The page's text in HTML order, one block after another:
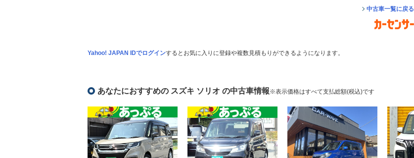
中古車一覧に戻る
Yahoo! JAPAN IDでログインするとお気に入りに登録や複数見積もりができるようになります。
あなたにおすすめの スズキ ソリオ の中古車情報※表示価格はすべて支払総額(税込)です